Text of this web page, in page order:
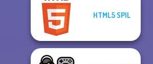
Ultimate Flying
Car 2
HTML5 SPIL